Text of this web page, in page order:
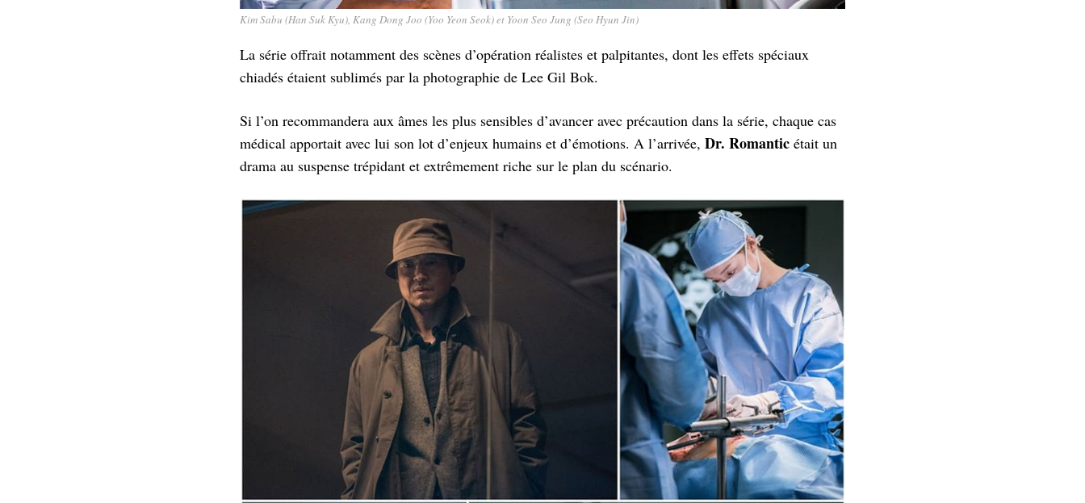
Kim Sabu (Han Suk Kyu), Kang Dong Joo (Yoo Yeon Seok) et Yoon Seo Jung (Seo Hyun Jin)
La série offrait notamment des scènes d’opération réalistes et palpitantes, dont les effets spéciaux
chiadés étaient sublimés par la photographie de Lee Gil Bok.
Si l’on recommandera aux âmes les plus sensibles d’avancer avec précaution dans la série, chaque cas
médical apportait avec lui son lot d’enjeux humains et d’émotions. A l’arrivée, Dr. Romantic était un
drama au suspense trépidant et extrêmement riche sur le plan du scénario.